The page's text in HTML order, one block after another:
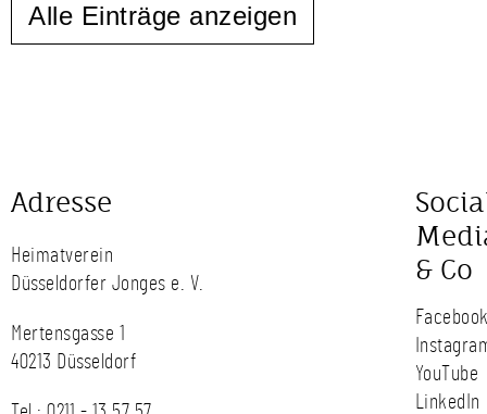
Alle Einträge anzeigen
Adresse
Heimatverein
Düsseldorfer Jonges e. V.
Mertensgasse 1
40213 Düsseldorf
& Co
YouTube
LinkedIn